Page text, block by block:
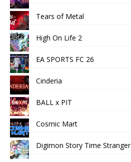
Tears of Metal
High On Life 2
EA SPORTS FC 26
Cinderia
BALL x PIT
Cosmic Mart
Digimon Story Time Stranger